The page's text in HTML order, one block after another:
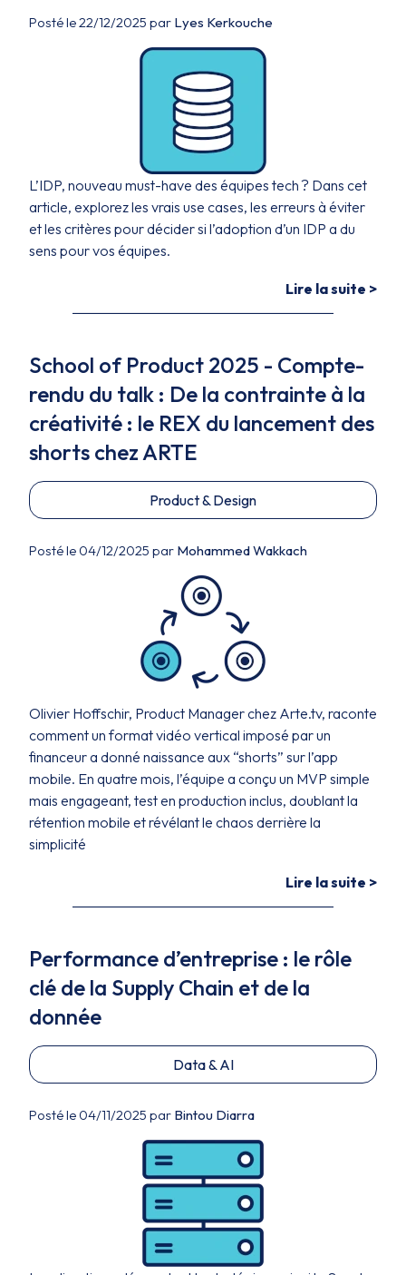
Posté le 22/12/2025 par Lyes Kerkouche
L’IDP, nouveau must-have des équipes tech ? Dans cet
article, explorez les vrais use cases, les erreurs à éviter
et les critères pour décider si l’adoption d’un IDP a du
sens pour vos équipes.
Lire la suite >
School of Product 2025 - Compte-
rendu du talk : De la contrainte à la
créativité : le REX du lancement des
shorts chez ARTE
Product & Design
Posté le 04/12/2025 par Mohammed Wakkach
Olivier Hoffschir, Product Manager chez Arte.tv, raconte
comment un format vidéo vertical imposé par un
financeur a donné naissance aux “shorts” sur l’app
mobile. En quatre mois, l’équipe a conçu un MVP simple
mais engageant, test en production inclus, doublant la
rétention mobile et révélant le chaos derrière la
simplicité
Lire la suite >
Performance d’entreprise : le rôle
clé de la Supply Chain et de la
donnée
Data & AI
Posté le 04/11/2025 par Bintou Diarra